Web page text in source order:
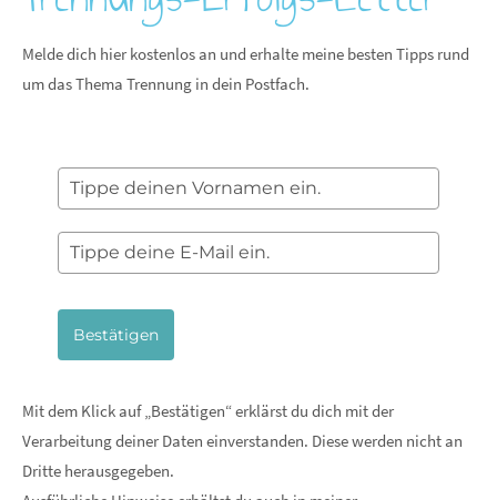
Melde dich hier kostenlos an und erhalte meine besten Tipps rund
um das Thema Trennung in dein Postfach.
Bestätigen
Mit dem Klick auf „Bestätigen“ erklärst du dich mit der
Verarbeitung deiner Daten einverstanden. Diese werden nicht an
Dritte herausgegeben.